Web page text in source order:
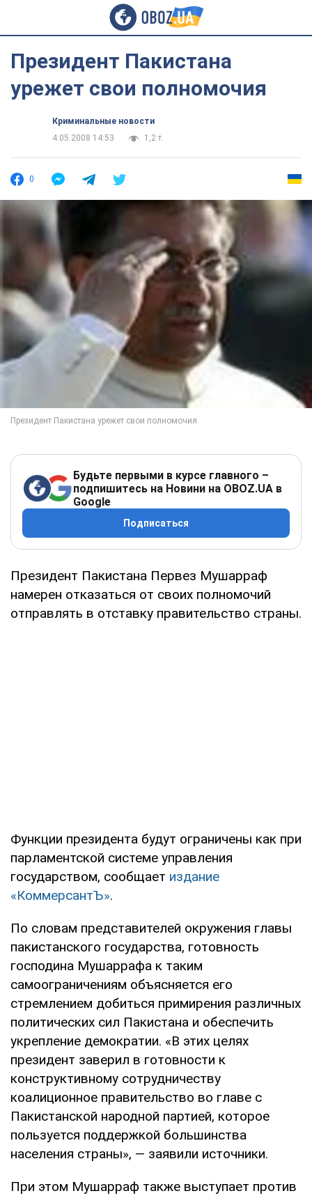
Президент Пакистана
урежет свои полномочия
Криминальные новости
4.05.2008 14:53
1,2 т.
0
Будьте первыми в курсе главного –
подпишитесь на Новини на OBOZ.UA в
Google
Подписаться
Президент Пакистана Первез Мушарраф
намерен отказаться от своих полномочий
отправлять в отставку правительство страны.
Функции президента будут ограничены как при
парламентской системе управления
государством, сообщает издание
«КоммерсантЪ».
По словам представителей окружения главы
пакистанского государства, готовность
господина Мушаррафа к таким
самоограничениям объясняется его
стремлением добиться примирения различных
политических сил Пакистана и обеспечить
укрепление демократии. «В этих целях
президент заверил в готовности к
конструктивному сотрудничеству
коалиционное правительство во главе с
Пакистанской народной партией, которое
пользуется поддержкой большинства
населения страны», — заявили источники.
При этом Мушарраф также выступает против